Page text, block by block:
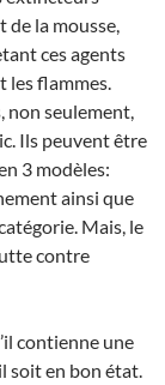
la mousse,
ces agents
les flammes.
non seulement,
Ils peuvent être
3 modèles:
ainsi que
Mais, le
contre
contienne une
soit en bon état.